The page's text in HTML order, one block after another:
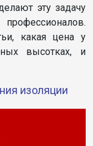
эту задачу
какая цена у
высотках, и
изоляции